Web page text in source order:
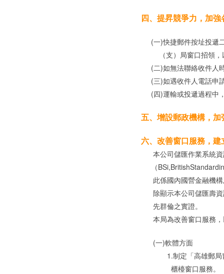
四、提昇競爭力，加
(一)快捷郵件按址投遞
（支）局窗口招領，
(二)如無法聯絡收件人
(三)如遇收件人電話申
(四)運輸或投遞過程中
五、增設郵政機構，
六、改善窗口服務，
本公司儲匯作業系統資
（
此係國內國營金融機構
除顯示本公司儲匯壽資
先群倫之實證。
本局為改善窗口服務，
(一)軟體方面
1.制定「高雄郵局窗口
櫃檯窗口服務。